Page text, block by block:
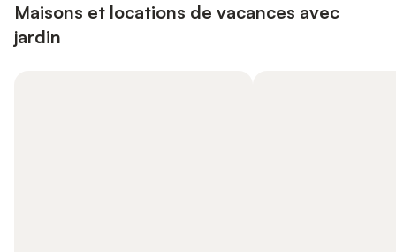
Maisons et locations de vacances avec
jardin